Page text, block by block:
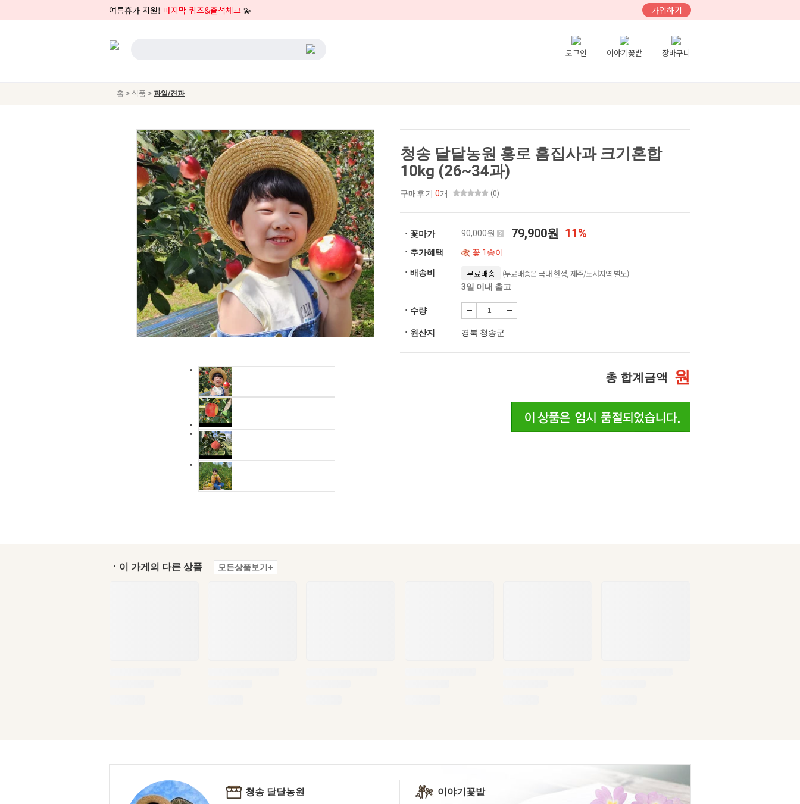
여름휴가 지원! 마지막 퀴즈&출석체크 💫 가입하기
로그인 이야기꽃밭 장바구니
홈 > 식품 > 과일/견과
청송 달달농원 홍로 흠집사과 크기혼합
10kg (26~34과)
구매후기 0개 (0)
ㆍ꽃마가 90,000원 79,900원 11%
ㆍ추가혜택 꽃 1송이
ㆍ배송비 무료배송 (무료배송은 국내 한정, 제주/도서지역 별도)
3일 이내 출고
ㆍ수량
ㆍ원산지 경북 청송군
총 합계금액 원
ㆍ이 가게의 다른 상품 모든상품보기+
청송 달달농원 이야기꽃밭